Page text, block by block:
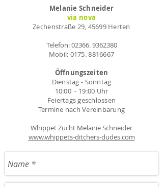
Melanie Schneider
via nova
Zechenstraße 29, 45699 Herten
Telefon:02366. 9362380
Mobil: 0175. 8816667
Öffnungszeiten
Dienstag - Sonntag
10:00 - 19:00 Uhr
Feiertags geschlossen
Termine nach Vereinbarung
Whippet Zucht Melanie Schneider
www.whippets-ditchers-dudes.com